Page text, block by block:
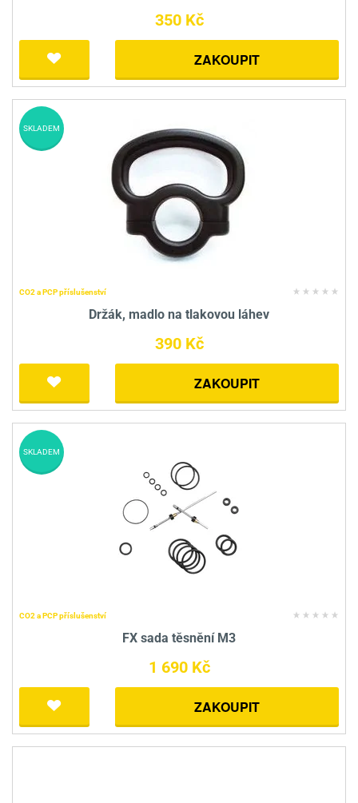
350 Kč
ZAKOUPIT
CO2 a PCP příslušenství
Držák, madlo na tlakovou láhev
390 Kč
ZAKOUPIT
SKLADEM
CO2 a PCP příslušenství
FX sada těsnění M3
1 690 Kč
ZAKOUPIT
SKLADEM